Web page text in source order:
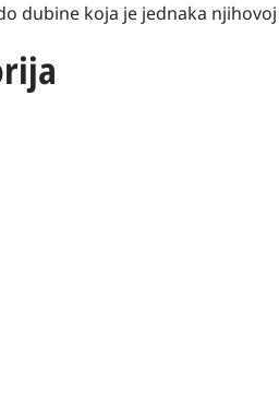
dubine koja je jednaka